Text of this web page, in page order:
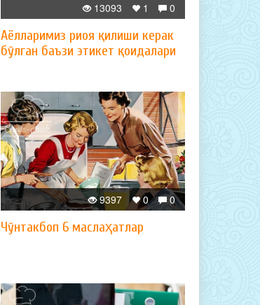
0
1
13093
Аёлларимиз риоя қилиши керак
бўлган баъзи этикет қоидалари
0
0
9397
Чўнтакбоп 6 маслаҳатлар